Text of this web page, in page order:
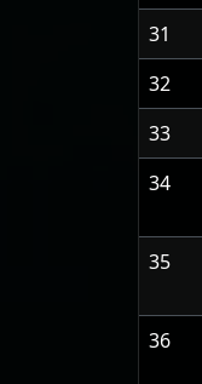
31
32
33
34
35
36